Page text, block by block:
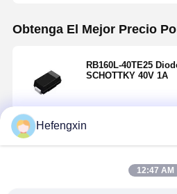
Obtenga El Mejor Precio
RB160L-40TE25
SCHOTTKY 40V 1A
Hefengxin
12:47 AM